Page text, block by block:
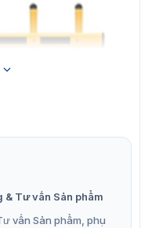
& Tư vấn Sản phẩm
vấn Sản phẩm, phụ